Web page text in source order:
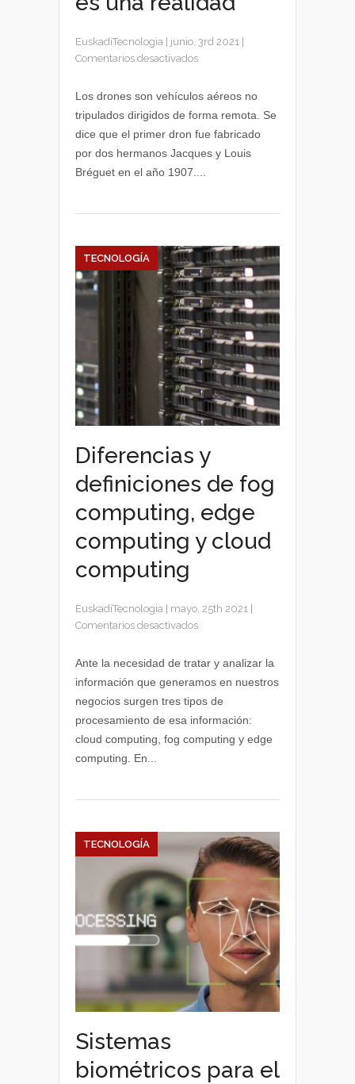
EuskadiTecnologia junio, 3rd 2021
Comentarios desactivadosen
industrias
uso
de
drones
Los drones son vehículos aéreos no
tripulados dirigidos de forma remota. Se
dice que el primer dron fue fabricado
por dos hermanos Jacques y Louis
Bréguet en el año 1907....
TECNOLOGÍA
Diferencias y
definiciones de fog
computing, edge
computing y cloud
computing
EuskadiTecnologia mayo, 25th 2021
Comentarios desactivadosen
y
fog
computing,
edge
Ante la necesidad de tratar y analizar la
información que generamos en nuestros
negocios surgen tres tipos de
procesamiento de esa información:
cloud computing, fog computing y edge
computing. En...
TECNOLOGÍA
Sistemas
biométricos para el